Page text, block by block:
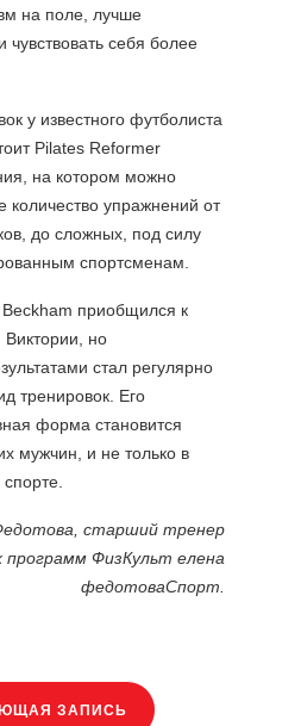
на поле, лучше
чувствовать себя более
у известного футболиста
Pilates Reformer
на котором можно
количество упражнений от
до сложных, под силу
спортсменам.
Beckham приобщился к
Виктории, но
стал регулярно
тренировок. Его
форма становится
мужчин, и не только в
старший тренер
программ ФизКульт елена
федотоваСпорт.
ЗАПИСЬ